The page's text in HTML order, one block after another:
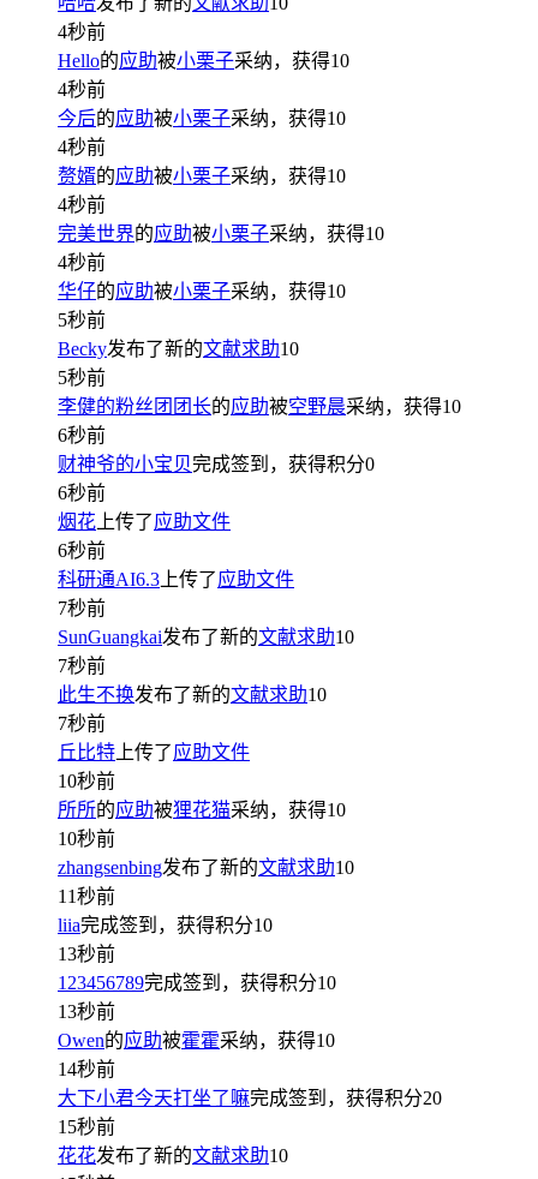
4秒前
Hello的应助被小栗子采纳，获得10
4秒前
今后的应助被小栗子采纳，获得10
4秒前
赘婿的应助被小栗子采纳，获得10
4秒前
完美世界的应助被小栗子采纳，获得10
4秒前
华仔的应助被小栗子采纳，获得10
5秒前
Becky发布了新的文献求助10
5秒前
李健的粉丝团团长的应助被空野晨采纳，获得10
6秒前
财神爷的小宝贝完成签到，获得积分0
6秒前
烟花 上传了应助文件
6秒前
科研通AI6.3 上传了应助文件
7秒前
SunGuangkai发布了新的文献求助10
7秒前
此生不换发布了新的文献求助10
7秒前
丘比特 上传了应助文件
10秒前
所所的应助被狸花猫采纳，获得10
10秒前
zhangsenbing发布了新的文献求助10
11秒前
liia完成签到，获得积分10
13秒前
123456789完成签到，获得积分10
13秒前
Owen的应助被霍霍采纳，获得10
14秒前
大下小君今天打坐了嘛完成签到，获得积分20
15秒前
花花发布了新的文献求助10